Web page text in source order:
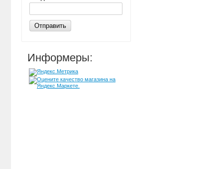
Отправить
Информеры: